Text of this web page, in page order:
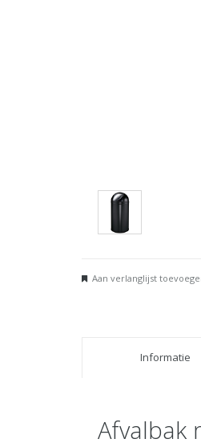
Aan verlanglijst
Informatie
Afvalbak